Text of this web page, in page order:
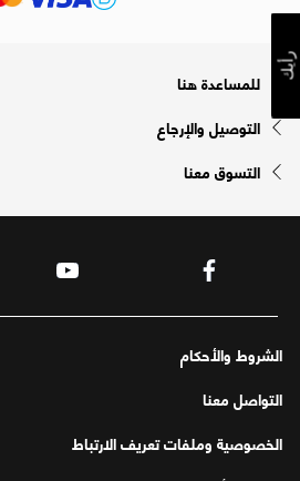
للمساعدة هنا
التوصيل والإرجاع
التسوق معنا
الشروط والأحكام
التواصل معنا
الخصوصية وملفات تعريف الارتباط
رأيك